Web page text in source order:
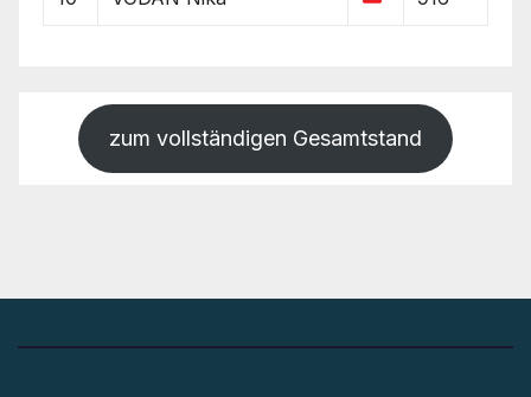
zum vollständigen Gesamtstand